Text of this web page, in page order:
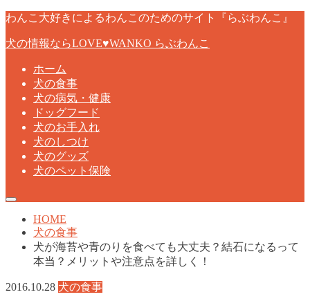
わんこ大好きによるわんこのためのサイト『らぶわんこ』
犬の情報ならLOVE♥WANKO らぶわんこ
ホーム
犬の食事
犬の病気・健康
ドッグフード
犬のお手入れ
犬のしつけ
犬のグッズ
犬のペット保険
HOME
犬の食事
犬が海苔や青のりを食べても大丈夫？結石になるって
本当？メリットや注意点を詳しく！
2016.10.28 犬の食事